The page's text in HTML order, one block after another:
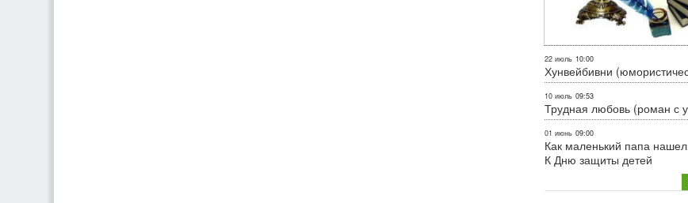
22 июль 10:00
Хунвейбивни
10 июль 09:53
Трудная любовь (роман с
01 июнь 09:00
Как маленький папа
К Дню защиты детей